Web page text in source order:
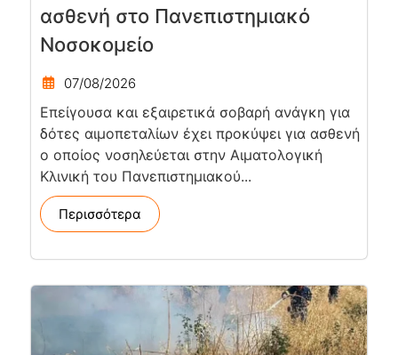
ασθενή στο Πανεπιστημιακό
Νοσοκομείο
07/08/2026
Επείγουσα και εξαιρετικά σοβαρή ανάγκη για
δότες αιμοπεταλίων έχει προκύψει για ασθενή
ο οποίος νοσηλεύεται στην Αιματολογική
Κλινική του Πανεπιστημιακού...
Περισσότερα